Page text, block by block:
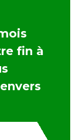
fin à